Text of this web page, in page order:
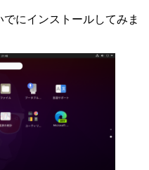
でにインストールしてみま